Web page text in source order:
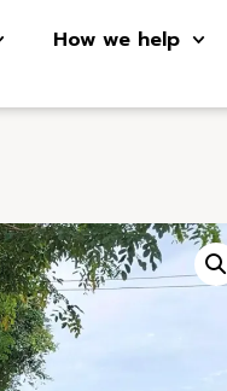
How we help